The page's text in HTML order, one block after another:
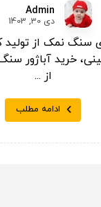
Admin
دی 30, 1403
سنگ نمک از تولید
خرید آباژور
از ...
ادامه مطلب